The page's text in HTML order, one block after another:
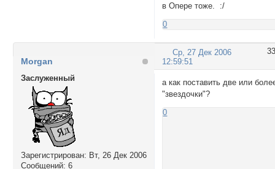
в Опере тоже. :/
0
33
Ср, 27 Дек 2006
12:59:51
Morgan
Заслуженный
Зарегистрирован: Вт, 26 Дек 2006
Сообщений: 6
а как поставить две или
"звездочки"?
0